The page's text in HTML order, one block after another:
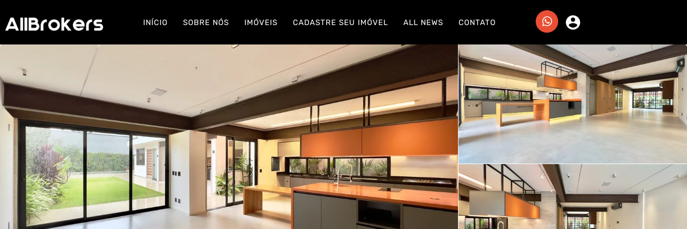
INÍCIO SOBRE NÓS IMÓVEIS CADASTRE SEU IMÓVEL ALL NEWS CONTATO